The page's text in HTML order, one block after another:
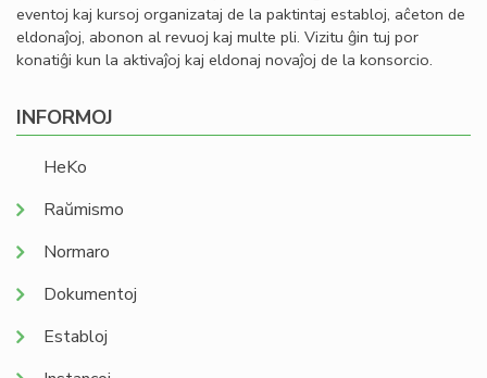
eventoj kaj kursoj organizataj de la paktintaj establoj, aĉeton de
eldonaĵoj, abonon al revuoj kaj multe pli. Vizitu ĝin tuj por
konatiĝi kun la aktivaĵoj kaj eldonaj novaĵoj de la konsorcio.
INFORMOJ
HeKo
Raŭmismo
Normaro
Dokumentoj
Establoj